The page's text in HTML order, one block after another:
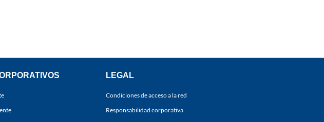
LEGAL
Condiciones de acceso a la red
Responsabilidad corporativa